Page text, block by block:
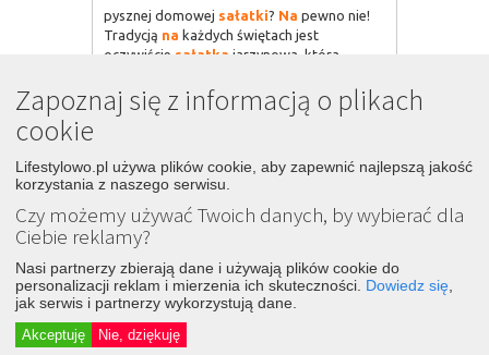
pysznej domowej sałatki? Na pewno nie!
Tradycją na każdych świętach jest
oczywiście sałatka jarzynowa, która
sprawdzą się nategoroczne święta. 1.
Sałatka z paluszkami krabowymiPrzepis
Sałatkę pochodzi z serwisu Damusia.pl
Zapoznaj się z informacją o plikach
cookie
Lifestylowo.pl używa plików cookie, aby zapewnić najlepszą jakość
korzystania z naszego serwisu.
Czy możemy używać Twoich danych, by wybierać dla
Ciebie reklamy?
Nasi partnerzy zbierają dane i używają plików cookie do
personalizacji reklam i mierzenia ich skuteczności. Dowiedz się
jak serwis i partnerzy wykorzystują dane.
Akceptuję Nie, dziękuję